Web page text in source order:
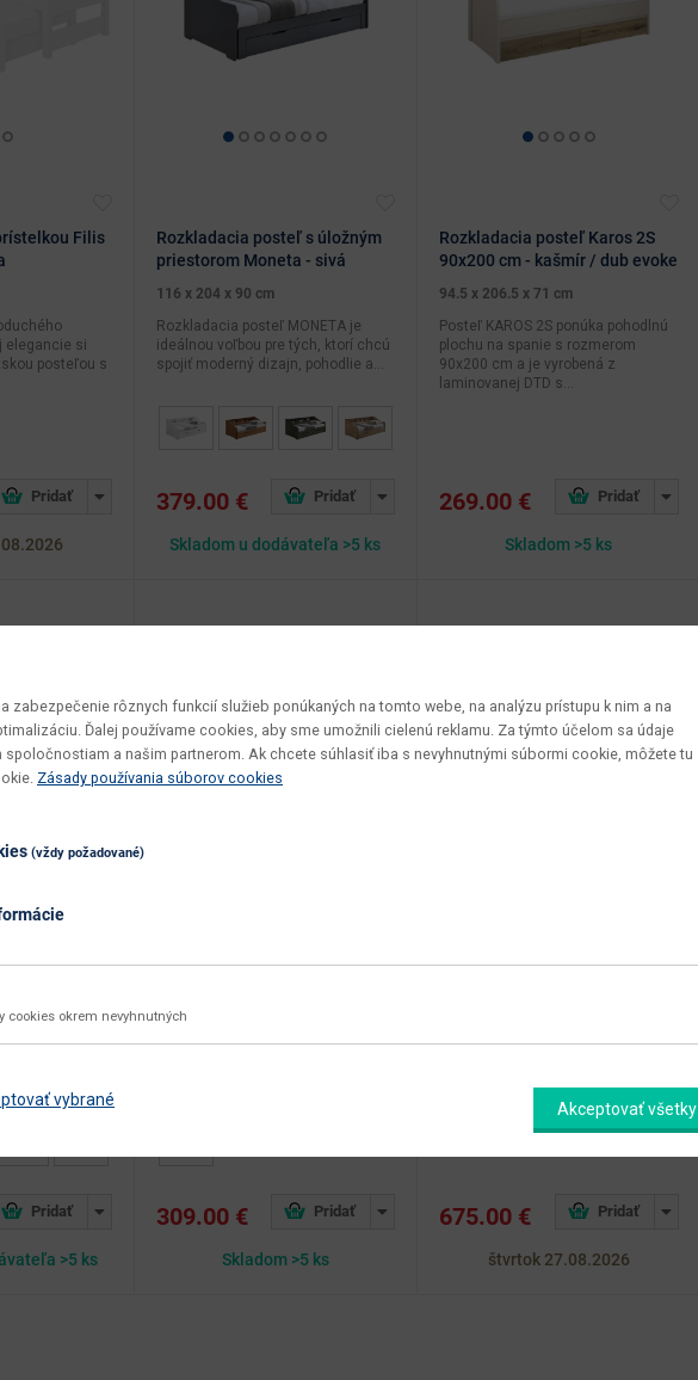
Filis
elegancie si
posteľou s
Rozkladacia posteľ s úložným
priestorom Moneta - sivá
116 x 204 x 90 cm
Rozkladacia posteľ MONETA je
ideálnou voľbou pre tých, ktorí chcú
spojiť moderný dizajn, pohodlie a...
379.00 €
Skladom u dodávateľa >5 ks
Rozkladacia posteľ Karos 2S
90x200 cm - kašmír / dub evoke
94.5 x 206.5 x 71 cm
Posteľ KAROS 2S ponúka pohodlnú
plochu na spanie s rozmerom
90x200 cm a je vyrobená z
laminovanej DTD s...
269.00 €
Skladom >5 ks
je
>5 ks
99.6 x 206.8 x 93.5 cm
Krásavec v nadčasovom modernom
309.00 €
Skladom >5 ks
90x200 cm v krásnom, čistom
675.00 €
štvrtok 27.08.2026
zabezpečenie rôznych funkcií služieb ponúkaných na tomto webe, na analýzu prístupu k nim a na
Ďalej používame cookies, aby sme umožnili cielenú reklamu. Za týmto účelom sa údaje
spoločnostiam a našim partnerom. Ak chcete súhlasiť iba s nevyhnutnými súbormi cookie, môžete tu
Zásady používania súborov cookies
(vždy požadované)
cookies okrem nevyhnutných
vybrané Akceptovať všetky